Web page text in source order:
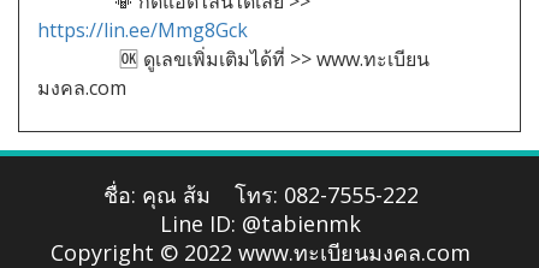
https://lin.ee/Mmg8Gck
🆗️ ดูเลขเพิ่มเติมได้ที่ >> www.ทะเบียน
มงคล.com
ชื่อ: คุณ ส้ม
โทร: 082-7555-222
Line ID: @tabienmk
Copyright © 2022 www.ทะเบียนมงคล.com